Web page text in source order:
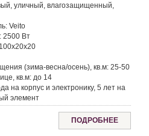
уличный, влагозащищенный,
Veito
2500 Вт
100х20х20
(зима-весна/осень), кв.м: 25-50
кв.м: до 14
на корпус и электронику, 5 лет на
элемент
ПОДРОБНЕЕ